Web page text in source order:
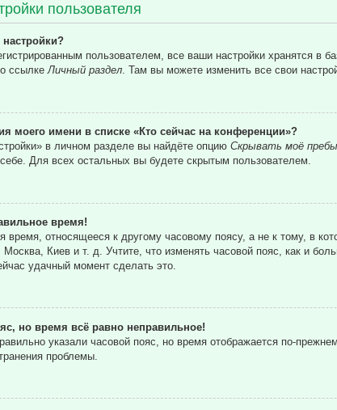
пользователя
пользователем, все ваши настройки хранятся
ссылкеЛичный раздел. Там вы можете изменить все свои
моего имени в списке «Кто сейчас на конференции»?
в личном разделе вы найдёте опцию Скрывать моё
Для всех остальных вы будете скрытым пользователем.
время!
время, относящееся к другому часовому поясу, а не к тому, в
Киев и т. д. Учтите, что изменять часовой пояс, как и
удачный момент сделать это.
но время всё равно неправильное!
указали часовой пояс, но время отображается по-
проблемы.